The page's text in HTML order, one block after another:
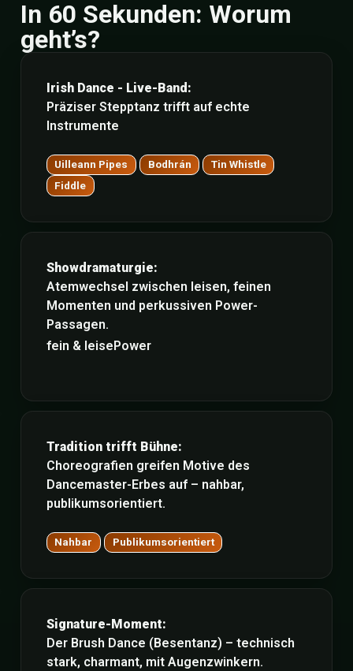
In 60 Sekunden: Worum
geht’s?
Irish Dance - Live-Band:
Präziser Stepptanz trifft auf echte
Instrumente
Uilleann Pipes Bodhrán
Tin Whistle
Fiddle
Showdramaturgie:
Atemwechsel zwischen leisen, feinen
Momenten und perkussiven Power-
Passagen.
fein & leisePower
Tradition trifft Bühne:
Choreografien greifen Motive des
Dancemaster-Erbes auf – nahbar,
publikumsorientiert.
Nahbar Publikumsorientiert
Signature-Moment:
Der Brush Dance (Besentanz) – technisch
stark, charmant, mit Augenzwinkern.